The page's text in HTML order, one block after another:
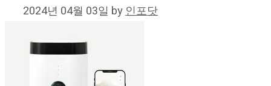
2024년 04월 03일 by인포닷